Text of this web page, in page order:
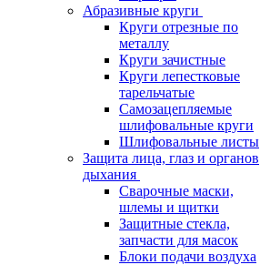
Абразивные круги
Круги отрезные по
металлу
Круги зачистные
Круги лепестковые
тарельчатые
Самозацепляемые
шлифовальные круги
Шлифовальные листы
Защита лица, глаз и органов
дыхания
Сварочные маски,
шлемы и щитки
Защитные стекла,
запчасти для масок
Блоки подачи воздуха